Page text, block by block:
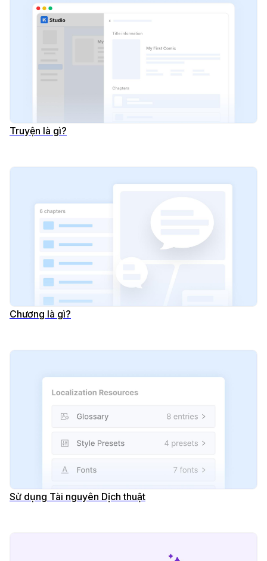
Truyện là gì?
Chương là gì?
Sử dụng Tài nguyên Dịch thuật